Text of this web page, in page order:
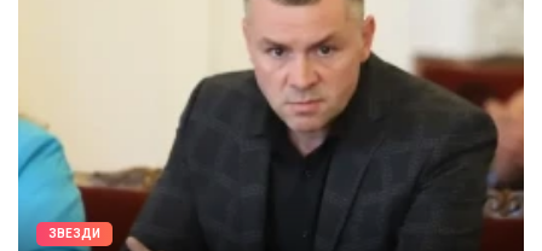
ЗВЕЗДИ